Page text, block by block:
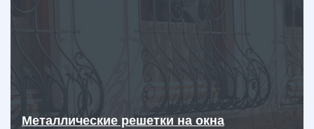
Металлические решетки на окна